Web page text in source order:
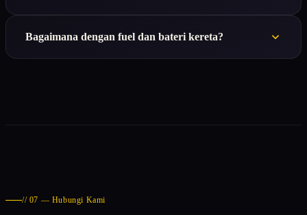
Bagaimana dengan fuel dan bateri kereta?
// 07 — Hubungi Kami